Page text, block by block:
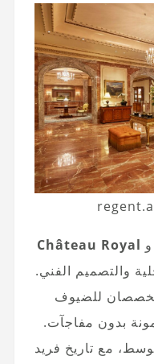
و Château Royal
والتصميم الفني.
للضيوف
بدون مفاجآت.
مع تاريخ فريد